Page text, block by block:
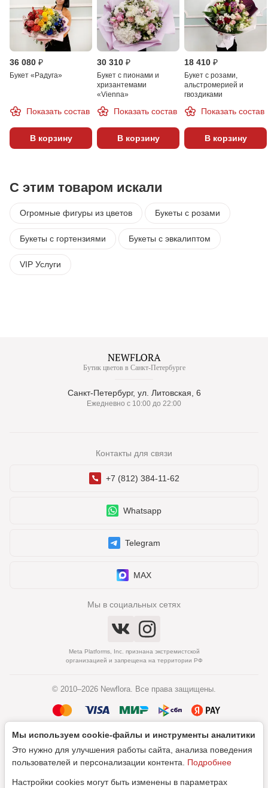
36 080 ₽
Букет «Радуга»
Показать состав
В корзину
30 310 ₽
Букет с пионами и
хризантемами
«Vienna»
Показать состав
В корзину
18 410 ₽
Букет с розами,
альстромерией и
гвоздиками
Показать состав
В корзину
С этим товаром искали
Огромные фигуры из цветов Букеты с розами
Букеты с гортензиями Букеты с эвкалиптом
VIP Услуги
Бутик цветов в Санкт-Петербурге
Санкт-Петербург, ул. Литовская, 6
Ежедневно с 10:00 до 22:00
Контакты для связи
+7 (812) 384-11-62
Whatsapp
Telegram
MAX
Мы в социальных сетях
Meta Platforms, Inc. признана экстремистской
организацией и запрещена на территории РФ
© 2010–2026 Newflora. Все права защищены.
Политика обработки персональных данных
Согласие на обработку персональных данных
Мы используем cookie‑файлы и инструменты аналитики
Это нужно для улучшения работы сайта, анализа поведения
пользователей и персонализации контента. Подробнее
Настройки cookies могут быть изменены в параметрах